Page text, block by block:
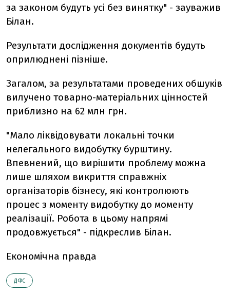
за законом будуть усі без винятку" - зауважив
Білан.
Результати дослідження документів будуть
оприлюднені пізніше.
Загалом, за результатами проведених обшуків
вилучено товарно-матеріальних цінностей
приблизно на 62 млн грн.
"Мало ліквідовувати локальні точки
нелегального видобутку бурштину.
Впевнений, що вирішити проблему можна
лише шляхом викриття справжніх
організаторів бізнесу, які контролюють
процес з моменту видобутку до моменту
реалізації. Робота в цьому напрямі
продовжується" - підкреслив Білан.
Економічна правда
ДФС